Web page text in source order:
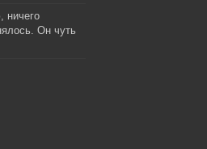
ничего
Он чуть